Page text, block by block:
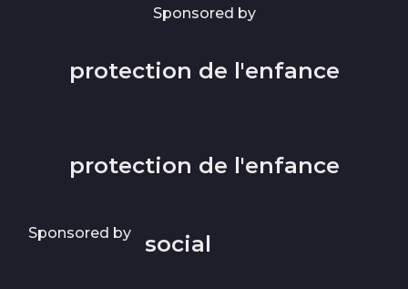
Sponsored by
protection de l'enfance
protection de l'enfance
Sponsored by social